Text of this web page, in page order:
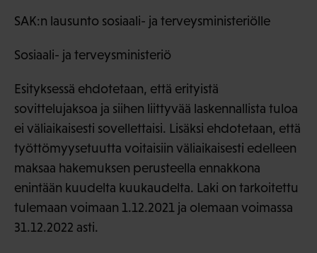
SAK:n lausunto sosiaali- ja terveysministeriölle
Sosiaali- ja terveysministeriö
Esityksessä ehdotetaan, että erityistä
sovittelujaksoa ja siihen liittyvää laskennallista tuloa
ei väliaikaisesti sovellettaisi. Lisäksi ehdotetaan, että
työttömyysetuutta voitaisiin väliaikaisesti edelleen
maksaa hakemuksen perusteella ennakkona
enintään kuudelta kuukaudelta. Laki on tarkoitettu
tulemaan voimaan 1.12.2021 ja olemaan voimassa
31.12.2022 asti.